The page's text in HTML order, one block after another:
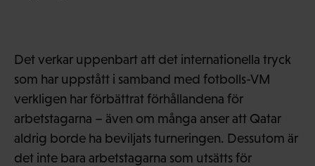
Det verkar uppenbart att det internationella tryck
som har uppstått i samband med fotbolls-VM
verkligen har förbättrat förhållandena för
arbetstagarna – även om många anser att Qatar
aldrig borde ha beviljats turneringen. Dessutom är
det inte bara arbetstagarna som utsätts för